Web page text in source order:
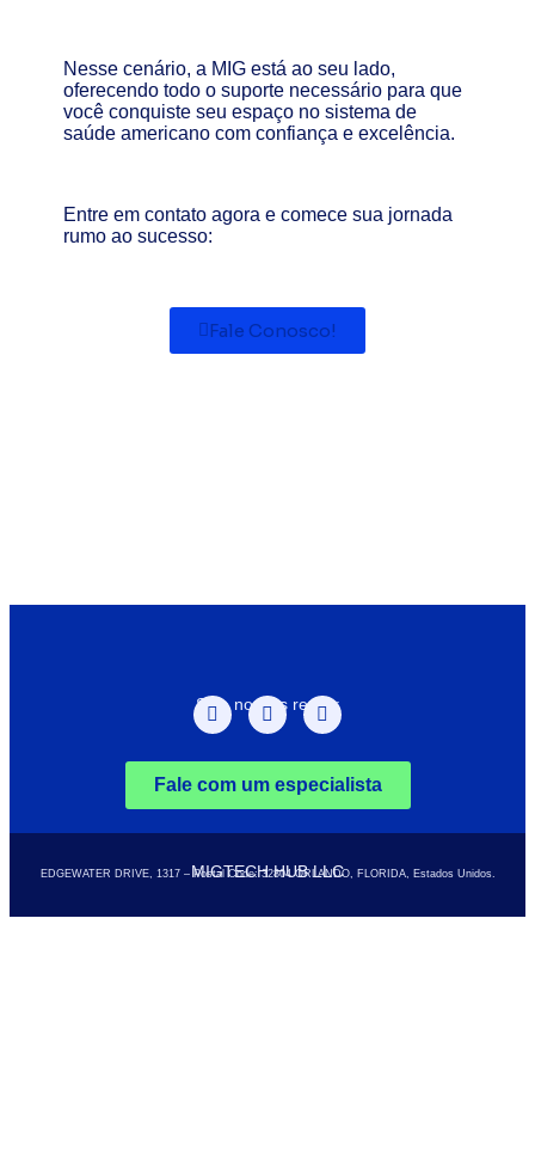
Nesse cenário, a MIG está ao seu lado,
oferecendo todo o suporte necessário para que
você conquiste seu espaço no sistema de
saúde americano com confiança e excelência.
Entre em contato agora e comece sua jornada
rumo ao sucesso:
Fale Conosco!
Siga nossas redes:
Fale com um especialista
MIGTECH HUB LLC
EDGEWATER DRIVE, 1317 – Postal Code: 32804ORLANDO, FLORIDA, Estados Unidos.